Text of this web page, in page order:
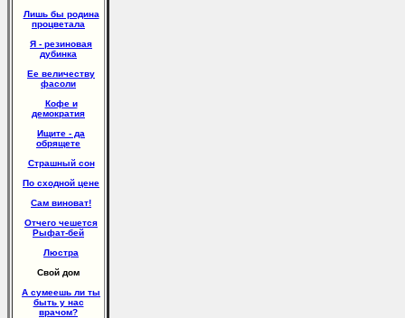
Лишь бы родина
процветала
Я - резиновая
дубинка
Ее величеству
фасоли
Кофе и
демократия
Ищите - да
обрящете
Страшный сон
По сходной цене
Сам виноват!
Отчего чешется
Рыфат-бей
Люстра
Свой дом
А сумеешь ли ты
быть у нас
врачом?